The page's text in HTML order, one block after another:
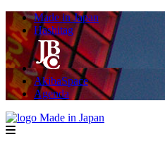
Made in Japan
Hashitag
AkibaSpace
Agenda
menu